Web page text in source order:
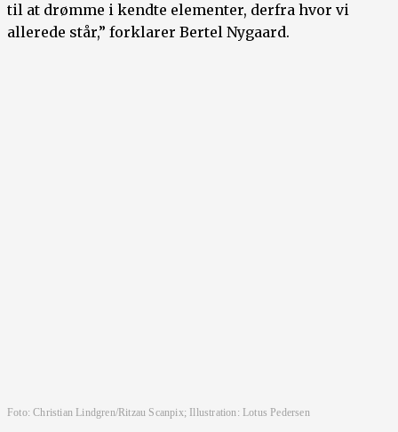
til at drømme i kendte elementer, derfra hvor vi
allerede står,” forklarer Bertel Nygaard.
Foto: Christian Lindgren/Ritzau Scanpix; Illustration: Lotus Pedersen